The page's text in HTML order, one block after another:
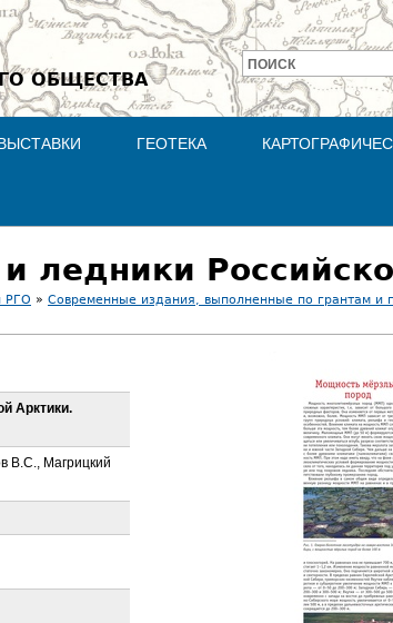
Jump to navigation
ОБЩЕСТВА
Форма
поиска
ПОИСК
ГЕОТЕКА
РГО » Современные издания, выполненные по грантам и
Арктики.
В.С., Магрицкий